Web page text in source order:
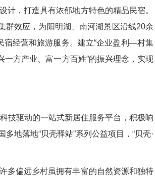
，打造具有浓郁地方特色的精品民宿。
群效应，为阳明湖、南河湖景区沿线20余
宿经营和旅游服务。建立“企业盈利—村集
方产业、富一方百姓”的振兴理念，实现
技驱动的一站式新居住服务平台，积极响
地落地“贝壳驿站”系列公益项目，“贝壳·
偏远乡村虽拥有丰富的自然资源和独特